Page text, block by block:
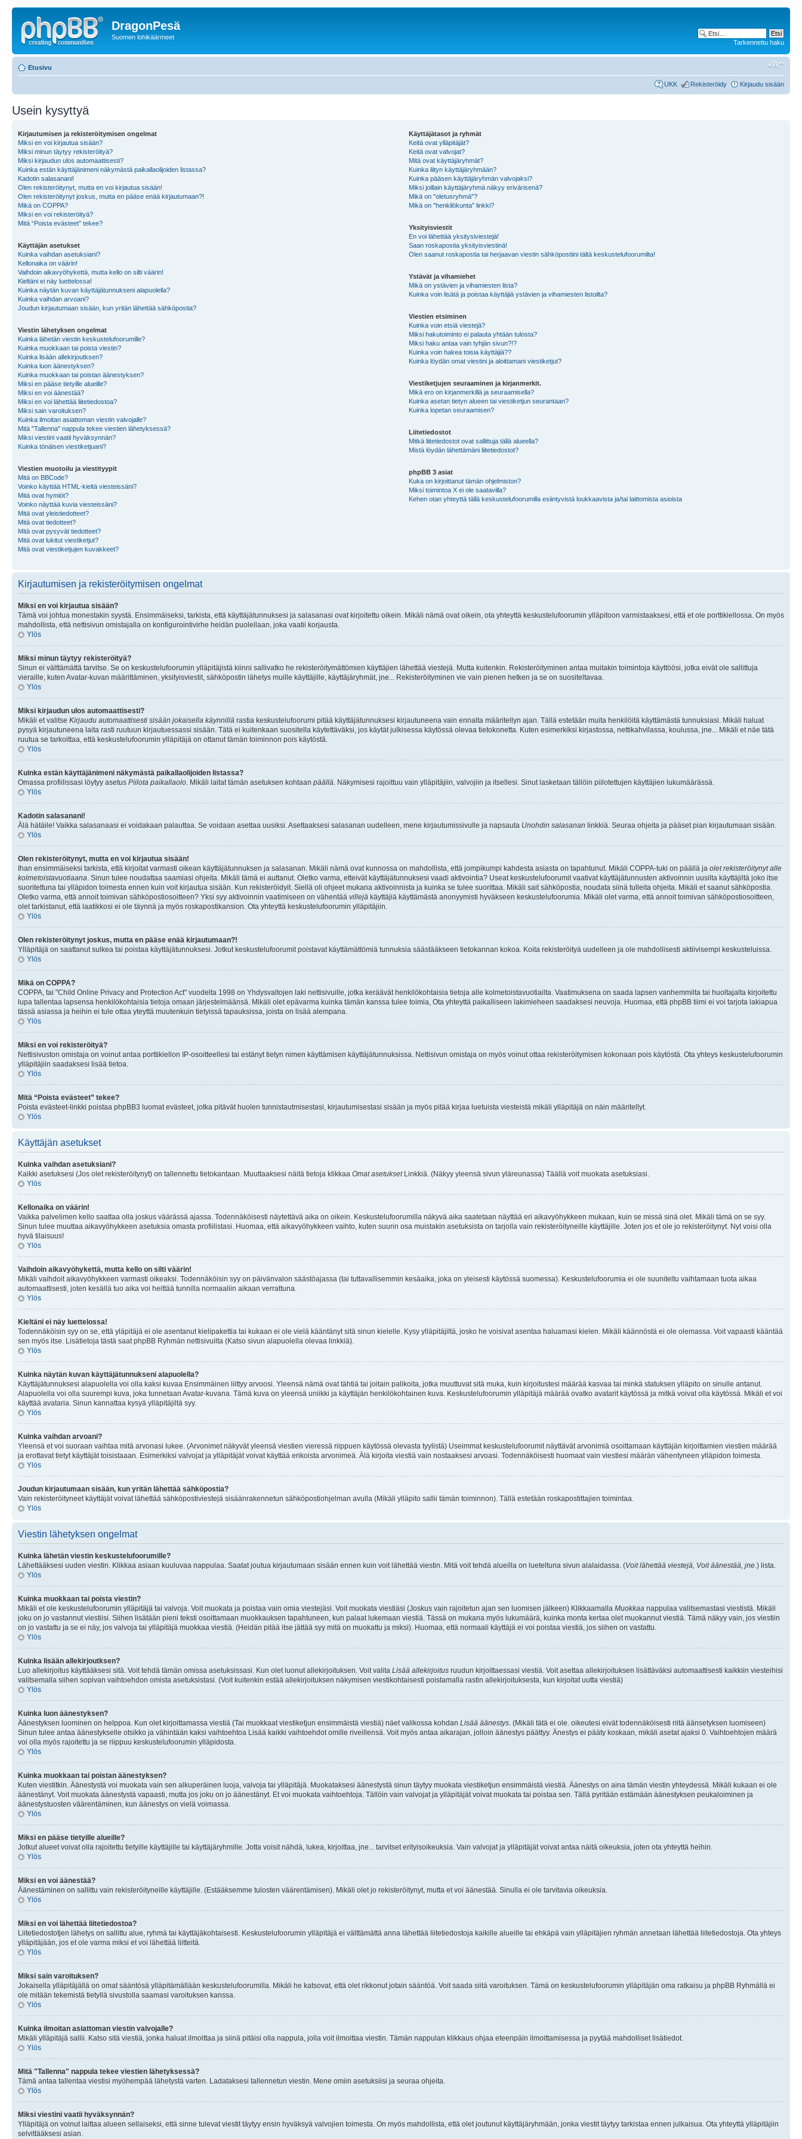
DragonPesä
Suomen lohikäärmeet
Tarkennettu haku
Etusivu
UKK Rekisteröidy Kirjaudu sisään
Usein kysyttyä
Kirjautumisen ja rekisteröitymisen ongelmat
Miksi en voi kirjautua sisään?
Miksi minun täytyy rekisteröityä?
Miksi kirjaudun ulos automaattisesti?
Kuinka estän käyttäjänimeni näkymästä paikallaolijoiden listassa?
Kadotin salasanani!
Olen rekisteröitynyt, mutta en voi kirjautua sisään!
Olen rekisteröitynyt joskus, mutta en pääse enää kirjautumaan?!
Mikä on COPPA?
Miksi en voi rekisteröityä?
Mitä “Poista evästeet” tekee?
Käyttäjän asetukset
Kuinka vaihdan asetuksiani?
Kellonaika on väärin!
Vaihdoin aikavyöhykettä, mutta kello on silti väärin!
Kieltäni ei näy luettelossa!
Kuinka näytän kuvan käyttäjätunnukseni alapuolella?
Kuinka vaihdan arvoani?
Joudun kirjautumaan sisään, kun yritän lähettää sähköpostia?
Viestin lähetyksen ongelmat
Kuinka lähetän viestin keskustelufoorumille?
Kuinka muokkaan tai poista viestin?
Kuinka lisään allekirjoutksen?
Kuinka luon äänestyksen?
Kuinka muokkaan tai poistan äänestyksen?
Miksi en pääse tietyille alueille?
Miksi en voi äänestää?
Miksi en voi lähettää liitetiedostoa?
Miksi sain varoituksen?
Kuinka ilmoitan asiattoman viestin valvojalle?
Mitä "Tallenna" nappula tekee viestien lähetyksessä?
Miksi viestini vaatii hyväksynnän?
Kuinka tönäisen viestiketjuani?
Viestien muotoilu ja viestityypit
Mitä on BBCode?
Voinko käyttää HTML-kieltä viesteissäni?
Mitä ovat hymiöt?
Voinko näyttää kuvia viesteissäni?
Mitä ovat yleistiedotteet?
Mitä ovat tiedotteet?
Mitä ovat pysyvät tiedotteet?
Mitä ovat lukitut viestiketjut?
Mitä ovat viestiketjujen kuvakkeet?
Käyttäjätasot ja ryhmät
Keitä ovat ylläpitäjät?
Keitä ovat valvojat?
Mitä ovat käyttäjäryhmät?
Kuinka liityn käyttäjäryhmään?
Kuinka pääsen käyttäjäryhmän valvojaksi?
Miksi joillain käyttäjäryhmä näkyy erivärisenä?
Mikä on "oletusryhmä"?
Mikä on "henkilökunta" linkki?
Yksityisviestit
En voi lähettää yksitysiviestejä!
Saan roskapostia yksityisviestinä!
Olen saanut roskapostia tai herjaavan viestin sähköpostiini tältä keskustelufoorumilta!
Ystävät ja vihamiehet
Mikä on ystävien ja vihamiesten lista?
Kuinka voin lisätä ja poistaa käyttäjiä ystävien ja vihamiesten listoilta?
Viestien etsiminen
Kuinka voin etsiä viestejä?
Miksi hakutoiminto ei palauta yhtään tulosta?
Miksi haku antaa vain tyhjän sivun?!?
Kuinka voin hakea toisia käyttäjiä??
Kuinka löydän omat viestini ja aloittamani viestiketjut?
Viestiketjujen seuraaminen ja kirjanmerkit.
Mikä ero on kirjanmerkillä ja seuraamisella?
Kuinka asetan tietyn alueen tai viestiketjun seurantaan?
Kuinka lopetan seuraamisen?
Liitetiedostot
Mitkä liitetiedostot ovat sallittuja tällä alueella?
Mistä löydän lähettämäni liitetiedostot?
phpBB 3 asiat
Kuka on kirjoittanut tämän ohjelmiston?
Miksi toimintoa X ei ole saatavilla?
Kehen otan yhteyttä tällä keskustelufoorumilla esiintyvistä loukkaavista ja/tai laittomista asioista
Kirjautumisen ja rekisteröitymisen ongelmat
Miksi en voi kirjautua sisään?
Tämä voi johtua monestakin syystä. Ensimmäiseksi, tarkista, että käyttäjätunnuksesi ja salasanasi ovat kirjoitettu oikein. Mikäli nämä ovat oikein, ota yhteyttä keskustelufoorumin ylläpitoon varmistaaksesi, että et ole porttikiellossa. On myös
mahdollista, että nettisivun omistajalla on konfigurointivirhe heidän puolellaan, joka vaatii korjausta.
Ylös
Miksi minun täytyy rekisteröityä?
Sinun ei välttämättä tarvitse. Se on keskustelufoorumin ylläpitäjistä kiinni sallivatko he rekisteröitymättömien käyttäjien lähettää viestejä. Mutta kuitenkin. Rekisteröityminen antaa muitakin toimintoja käyttöösi, jotka eivät ole sallittuja
vieraille, kuten Avatar-kuvan määrittäminen, yksityisviestit, sähköpostin lähetys muille käyttäjille, käyttäjäryhmät, jne... Rekisteröityminen vie vain pienen hetken ja se on suositeltavaa.
Ylös
Miksi kirjaudun ulos automaattisesti?
Mikäli et valitse Kirjaudu automaattisesti sisään jokaisella käynnillä rastia keskustelufoorumi pitää käyttäjätunnuksesi kirjautuneena vain ennalta määritellyn ajan. Tällä estetään muita henkilöitä käyttämästä tunnuksiasi. Mikäli haluat
pysyä kirjautuneena laita rasti ruutuun kirjautuessassi sisään. Tätä ei kuitenkaan suositella käytettäväksi, jos käytät julkisessa käytössä olevaa tietokonetta. Kuten esimerkiksi kirjastossa, nettikahvilassa, koulussa, jne... Mikäli et näe tätä
ruutua se tarkoittaa, että keskustelufoorumin ylläpitäjä on ottanut tämän toiminnon pois käytöstä.
Ylös
Kuinka estän käyttäjänimeni näkymästä paikallaolijoiden listassa?
Omassa profiilissasi löytyy asetus Piilota paikallaolo . Mikäli laitat tämän asetuksen kohtaan päällä . Näkymisesi rajoittuu vain ylläpitäjiin, valvojiin ja itsellesi. Sinut lasketaan tällöin piilotettujen käyttäjien lukumäärässä.
Ylös
Kadotin salasanani!
Älä hätäile! Vaikka salasanaasi ei voidakaan palauttaa. Se voidaan asettaa uusiksi. Asettaaksesi salasanan uudelleen, mene kirjautumissivulle ja napsauta Unohdin salasanan linkkiä. Seuraa ohjeita ja pääset pian kirjautumaan sisään.
Ylös
Olen rekisteröitynyt, mutta en voi kirjautua sisään!
Ihan ensimmäiseksi tarkista, että kirjoitat varmasti oikean käyttäjätunnuksen ja salasanan. Mikäli nämä ovat kunnossa on mahdollista, että jompikumpi kahdesta asiasta on tapahtunut. Mikäli COPPA-tuki on päällä ja olet rekisteröitynyt alle
kolmetoistavuotiaana . Sinun tulee noudattaa saamiasi ohjeita. Mikäli tämä ei auttanut. Oletko varma, etteivät käyttäjätunnuksesi vaadi aktivointia? Useat keskustelufoorumit vaativat käyttäjätunnusten aktivoinnin uusilta käyttäjiltä joko itse
suoritettuna tai ylläpidon toimesta ennen kuin voit kirjautua sisään. Kun rekisteröidyit. Siellä oli ohjeet mukana aktivoinnista ja kuinka se tulee suorittaa. Mikäli sait sähköpostia, noudata siinä tulleita ohjeita. Mikäli et saanut sähköpostia.
Oletko varma, että annoit toimivan sähköpostiosoitteen? Yksi syy aktivoinnin vaatimiseen on vähentää villejä käyttäjiä käyttämästä anonyymisti hyväkseen keskustelufoorumia. Mikäli olet varma, että annoit toimivan sähköpostiosoitteen,
olet tarkistanut, että laatikkosi ei ole täynnä ja myös roskapostikansion. Ota yhteyttä keskustelufoorumin ylläpitäjiin.
Ylös
Olen rekisteröitynyt joskus, mutta en pääse enää kirjautumaan?!
Ylläpitäjä on saattanut sulkea tai poistaa käyttäjätunnuksesi. Jotkut keskustelufoorumit poistavat käyttämättömiä tunnuksia säästääkseen tietokannan kokoa. Koita rekisteröityä uudelleen ja ole mahdollisesti aktiivisempi keskusteluissa.
Ylös
Mikä on COPPA?
COPPA, tai "Child Online Privacy and Protection Act" vuodelta 1998 on Yhdysvaltojen laki nettisivuille, jotka keräävät henkilökohtaisia tietoja alle kolmetoistavuotiailta. Vaatimuksena on saada lapsen vanhemmilta tai huoltajalta kirjoitettu
lupa tallentaa lapsensa henkilökohtaisia tietoja omaan järjestelmäänsä. Mikäli olet epävarma kuinka tämän kanssa tulee toimia, Ota yhteyttä paikalliseen lakimieheen saadaksesi neuvoja. Huomaa, että phpBB tiimi ei voi tarjota lakiapua
tässä asiassa ja heihin ei tule ottaa yteyttä muutenkuin tietyissä tapauksissa, joista on lisää alempana.
Ylös
Miksi en voi rekisteröityä?
Nettisivuston omistaja on voinut antaa porttikiellon IP-osoitteellesi tai estänyt tietyn nimen käyttämisen käyttäjätunnuksissa. Nettisivun omistaja on myös voinut ottaa rekisteröitymisen kokonaan pois käytöstä. Ota yhteys keskustelufoorumin
ylläpitäjiin saadaksesi lisää tietoa.
Ylös
Mitä “Poista evästeet” tekee?
Poista evästeet-linkki poistaa phpBB3 luomat evästeet, jotka pitävät huolen tunnistautmisestasi, kirjautumisestasi sisään ja myös pitää kirjaa luetuista viesteistä mikäli ylläpitäjä on näin määritellyt.
Ylös
Käyttäjän asetukset
Kuinka vaihdan asetuksiani?
Kaikki asetuksesi (Jos olet rekisteröitynyt) on tallennettu tietokantaan. Muuttaaksesi näitä tietoja klikkaa Omat asetuksetLinkkiä. (Näkyy yleensä sivun yläreunassa) Täällä voit muokata asetuksiasi.
Ylös
Kellonaika on väärin!
Vaikka palvelimen kello saattaa olla joskus väärässä ajassa. Todennäköisesti näytettävä aika on oikein. Keskustelufoorumilla näkyvä aika saatetaan näyttää eri aikavyöhykkeen mukaan, kuin se missä sinä olet. Mikäli tämä on se syy.
Sinun tulee muuttaa aikavyöhykkeen asetuksia omasta profiilistasi. Huomaa, että aikavyöhykkeen vaihto, kuten suurin osa muistakin asetuksista on tarjolla vain rekisteröityneille käyttäjille. Joten jos et ole jo rekisteröitynyt. Nyt voisi olla
hyvä tilaisuus!
Ylös
Vaihdoin aikavyöhykettä, mutta kello on silti väärin!
Mikäli vaihdoit aikavyöhykkeen varmasti oikeaksi. Todennäköisin syy on päivänvalon säästöajassa (tai tuttavallisemmin kesäaika, joka on yleisesti käytössä suomessa). Keskustelufoorumia ei ole suuniteltu vaihtamaan tuota aikaa
automaattisesti, joten kesällä tuo aika voi heittää tunnilla normaaliin aikaan verrattuna.
Ylös
Kieltäni ei näy luettelossa!
Todennäköisin syy on se, että yläpitäjä ei ole asentanut kielipakettia tai kukaan ei ole vielä kääntänyt sitä sinun kielelle. Kysy ylläpitäjiltä, josko he voisivat asentaa haluamasi kielen. Mikäli käännöstä ei ole olemassa. Voit vapaasti kääntää
sen myös itse. Lisätietoja tästä saat phpBB Ryhmän nettisivuilta (Katso sivun alapuolella olevaa linkkiä).
Ylös
Kuinka näytän kuvan käyttäjätunnukseni alapuolella?
Käyttäjätunnuksesi alapuolella voi olla kaksi kuvaa Ensimmäinen liittyy arvoosi. Yleensä nämä ovat tähtiä tai joitain palikoita, jotka muuttuvat sitä muka, kuin kirjoitustesi määrää kasvaa tai minkä statuksen ylläpito on sinulle antanut.
Alapuolella voi olla suurempi kuva, joka tunnetaan Avatar-kuvana. Tämä kuva on yleensä uniikki ja käyttäjän henkilökohtainen kuva. Keskustelufoorumin ylläpitäjä määrää ovatko avatarit käytössä ja mitkä voivat olla käytössä. Mikäli et voi
käyttää avataria. Sinun kannattaa kysyä ylläpitäjiltä syy.
Ylös
Kuinka vaihdan arvoani?
Yleensä et voi suoraan vaihtaa mitä arvonasi lukee. (Arvonimet näkyvät yleensä viestien vieressä riippuen käytössä olevasta tyylistä) Useimmat keskustelufoorumit näyttävät arvonimiä osoittamaan käyttäjän kirjoittamien viestien määrää
ja erottavat tietyt käyttäjät toisistaaan. Esimerkiksi valvojat ja ylläpitäjät voivat käyttää erikoista arvonimeä. Älä kirjoita viestiä vain nostaaksesi arvoasi. Todennäköisesti huomaat vain viestiesi määrän vähentyneen ylläpidon toimesta.
Ylös
Joudun kirjautumaan sisään, kun yritän lähettää sähköpostia?
Vain rekisteröityneet käyttäjät voivat lähettää sähköpostiviestejä sisäänrakennetun sähköpostiohjelman avulla (Mikäli ylläpito sallii tämän toiminnon). Tällä estetään roskapostittajien toimintaa.
Ylös
Viestin lähetyksen ongelmat
Kuinka lähetän viestin keskustelufoorumille?
Lähettääksesi uuden viestin. Klikkaa asiaan kuuluvaa nappulaa. Saatat joutua kirjautumaan sisään ennen kuin voit lähettää viestin. Mitä voit tehdä alueilla on lueteltuna sivun alalaidassa. (Voit lähettää viestejä, Voit äänestää, jne. ) lista.
Ylös
Kuinka muokkaan tai poista viestin?
Mikäli et ole keskustelufoorumin ylläpitäjä tai valvoja. Voit muokata ja poistaa vain omia viestejäsi. Voit muokata viestiäsi (Joskus vain rajoitetun ajan sen luomisen jälkeen) Klikkaamalla Muokkaa nappulaa valitsemastasi viestistä. Mikäli
joku on jo vastannut viestiisi. Siihen lisätään pieni teksti osoittamaan muokkauksen tapahtuneen, kun palaat lukemaan viestiä. Tässä on mukana myös lukumäärä, kuinka monta kertaa olet muokannut viestiä. Tämä näkyy vain, jos viestiin
on jo vastattu ja se ei näy, jos valvoja tai ylläpitäjä muokkaa viestiä. (Heidän pitää itse jättää syy mitä on muokattu ja miksi). Huomaa, että normaali käyttäjä ei voi poistaa viestiä, jos siihen on vastattu.
Ylös
Kuinka lisään allekirjoutksen?
Luo allekirjoitus käyttääksesi sitä. Voit tehdä tämän omissa asetuksissasi. Kun olet luonut allekirjoituksen. Voit valita Lisää allekirjoitus ruudun kirjoittaessasi viestiä. Voit asettaa allekirjoituksen lisättäväksi automaattisesti kaikkiin viesteihisi
valitsemalla siihen sopivan vaihtoehdon omista asetuksistasi. (Voit kuitenkin estää allekirjoituksen näkymisen viestikohtaisesti poistamalla rastin allekirjoituksesta, kun kirjoitat uutta viestiä)
Ylös
Kuinka luon äänestyksen?
Äänestyksen luominen on helppoa. Kun olet kirjoittamassa viestiä (Tai muokkaat viestiketjun ensimmäistä viestiä) näet valikossa kohdan Lisää äänestys . (Mikäli tätä ei ole. oikeutesi eivät todennäköisesti riitä äänsetyksen luomiseen)
Sinun tulee antaa äänestykselle otsikko ja vähintään kaksi vaihtoehtoa Lisää kaikki vaihtoehdot omille riveillensä. Voit myös antaa aikarajan, jolloin äänestys päättyy. Änestys ei pääty koskaan, mikäli asetat ajaksi 0. Vaihtoehtojen määrä
voi olla myös rajoitettu ja se riippuu keskustelufoorumin ylläpidosta.
Ylös
Kuinka muokkaan tai poistan äänestyksen?
Kuten viestitkin. Äänestystä voi muokata vain sen alkuperäinen luoja, valvoja tai ylläpitäjä. Muokataksesi äänestystä sinun täytyy muokata viestiketjun ensimmäistä viestiä. Äänestys on aina tämän viestin yhteydessä. Mikäli kukaan ei ole
äänestänyt. Voit muokata äänestystä vapaasti, mutta jos joku on jo äänestänyt. Et voi muokata vaihtoehtoja. Tällöin vain valvojat ja ylläpitäjät voivat muokata tai poistaa sen. Tällä pyritään estämään äänestyksen peukaloiminen ja
äänestystuosten väärentäminen, kun äänestys on vielä voimassa.
Ylös
Miksi en pääse tietyille alueille?
Jotkut alueet voivat olla rajoitettu tietyille käyttäjille tai käyttäjäryhmille. Jotta voisit nähdä, lukea, kirjoittaa, jne... tarvitset erityisoikeuksia. Vain valvojat ja ylläpitäjät voivat antaa näitä oikeuksia, joten ota yhteyttä heihin.
Ylös
Miksi en voi äänestää?
Äänestäminen on sallittu vain rekisteröityneille käyttäjille. (Estääksemme tulosten väärentämisen). Mikäli olet jo rekisteröitynyt, mutta et voi äänestää. Sinulla ei ole tarvitavia oikeuksia.
Ylös
Miksi en voi lähettää liitetiedostoa?
Liitetiedostotjen lähetys on sallittu alue, ryhmä tai käyttäjäkohtaisesti. Keskustelufoorumin ylläpitäjä ei välttämättä anna lähettää liitetiedostoja kaikille alueille tai ehkäpä vain ylläpitäjien ryhmän annetaan lähettää liitetiedostoja. Ota yhteys
ylläpitäjään, jos et ole varma miksi et voi lähettää liitteitä.
Ylös
Miksi sain varoituksen?
Jokaisella ylläpitäjällä on omat sääntösä ylläpitämällään keskustelufoorumilla. Mikäli he katsovat, että olet rikkonut jotain sääntöä. Voit saada siitä varoituksen. Tämä on keskustelufoorumin ylläpitäjän oma ratkaisu ja phpBB Ryhmällä ei
ole mitään tekemistä tietyllä sivustolla saamasi varoituksen kanssa.
Ylös
Kuinka ilmoitan asiattoman viestin valvojalle?
Mikäli ylläpitäjä sallii. Katso sitä viestiä, jonka haluat ilmoittaa ja siinä pitäisi olla nappula, jolla voit ilmoittaa viestin. Tämän nappulan klikkaus ohjaa eteenpäin ilmoittamisessa ja pyytää mahdolliset lisätiedot.
Ylös
Mitä "Tallenna" nappula tekee viestien lähetyksessä?
Tämä antaa tallentaa viestisi myöhempää lähetystä varten. Ladataksesi tallennetun viestin. Mene omiin asetuksiisi ja seuraa ohjeita.
Ylös
Miksi viestini vaatii hyväksynnän?
Ylläpitäjä on voinut laittaa alueen sellaiseksi, että sinne tulevat viestit täytyy ensin hyväksyä valvojien toimesta. On myös mahdollista, että olet joutunut käyttäjäryhmään, jonka viestit täytyy tarkistaa ennen julkaisua. Ota yhteyttä ylläpitäjiin
selvittääksesi asian.